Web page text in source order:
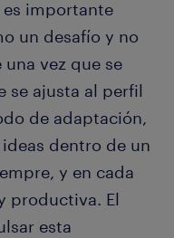
es importante
un desafío y no
vez que se
se ajusta al perfil
de adaptación,
dentro de un
y en cada
productiva. El
esta